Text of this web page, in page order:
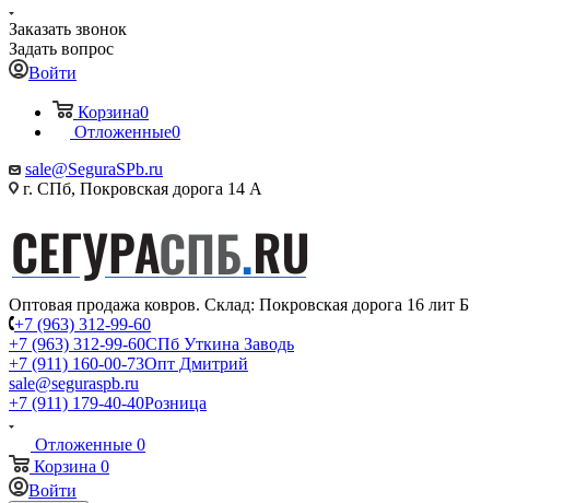
Заказать звонок
Задать вопрос
Войти
Корзина0
Отложенные0
sale@SeguraSPb.ru
г. СПб, Покровская дорога 14 А
Оптовая продажа ковров. Склад: Покровская дорога 16 лит Б
+7 (963) 312-99-60
+7 (963) 312-99-60СПб Уткина Заводь
+7 (911) 160-00-73Опт Дмитрий
sale@seguraspb.ru
+7 (911) 179-40-40Розница
Отложенные 0
Корзина 0
Войти